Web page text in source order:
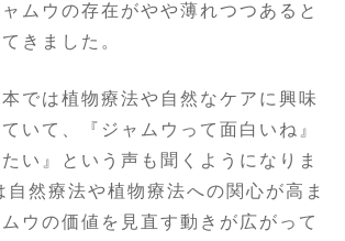
ムウの存在がやや薄れつつあると
きました。
では植物療法や自然なケアに興味
いて、『ジャムウって面白いね』
たい』という声も聞くようになりま
自然療法や植物療法への関心が高ま
ウの価値を見直す動きが広がって